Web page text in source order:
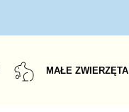
MAŁE ZWIERZĘTA